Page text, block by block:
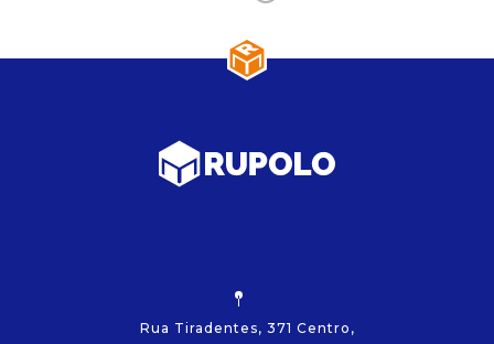
Rua Tiradentes, 371 Centro,